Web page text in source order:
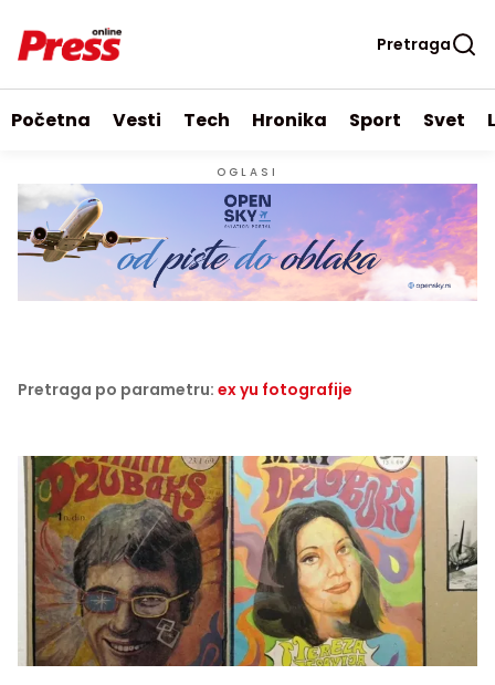
Pretraga
Početna Vesti Tech Hronika Sport Svet
OGLASI
Pretraga po parametru: ex yu fotografije